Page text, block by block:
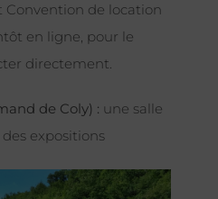
Convention de location
en ligne, pour le
directement.
de Coly) : une salle
expositions